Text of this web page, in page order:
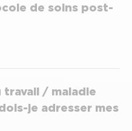
de soins post-
travail / maladie
je adresser mes